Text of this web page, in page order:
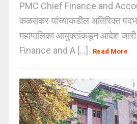
PMC Chief Finance and
कळसकर यांच्याकडील अतिरिक्त
महापालिका आयुक्तांकडून आदेश
Finance and A [...]
Read More